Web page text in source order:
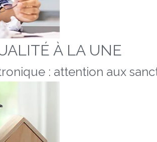
À LA UNE
: attention aux